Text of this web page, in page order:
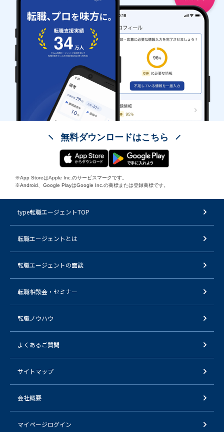
無料ダウンロードはこちら
※App StoreはApple Inc.のサービスマークです。
※Android、Google PlayはGoogle Inc.の商標または登録商標です。
type転職エージェントTOP
転職エージェントとは
転職エージェントの面談
転職相談会・セミナー
転職ノウハウ
よくあるご質問
サイトマップ
会社概要
マイページログイン